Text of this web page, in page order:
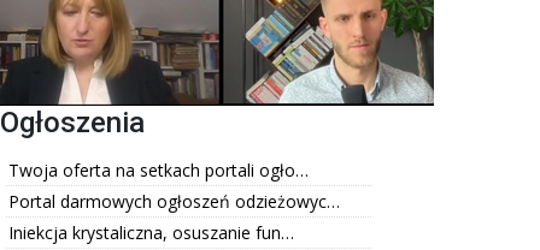
Ogłoszenia
Twoja oferta na setkach portali ogło…
Portal darmowych ogłoszeń odzieżowyc…
Iniekcja krystaliczna, osuszanie fun…